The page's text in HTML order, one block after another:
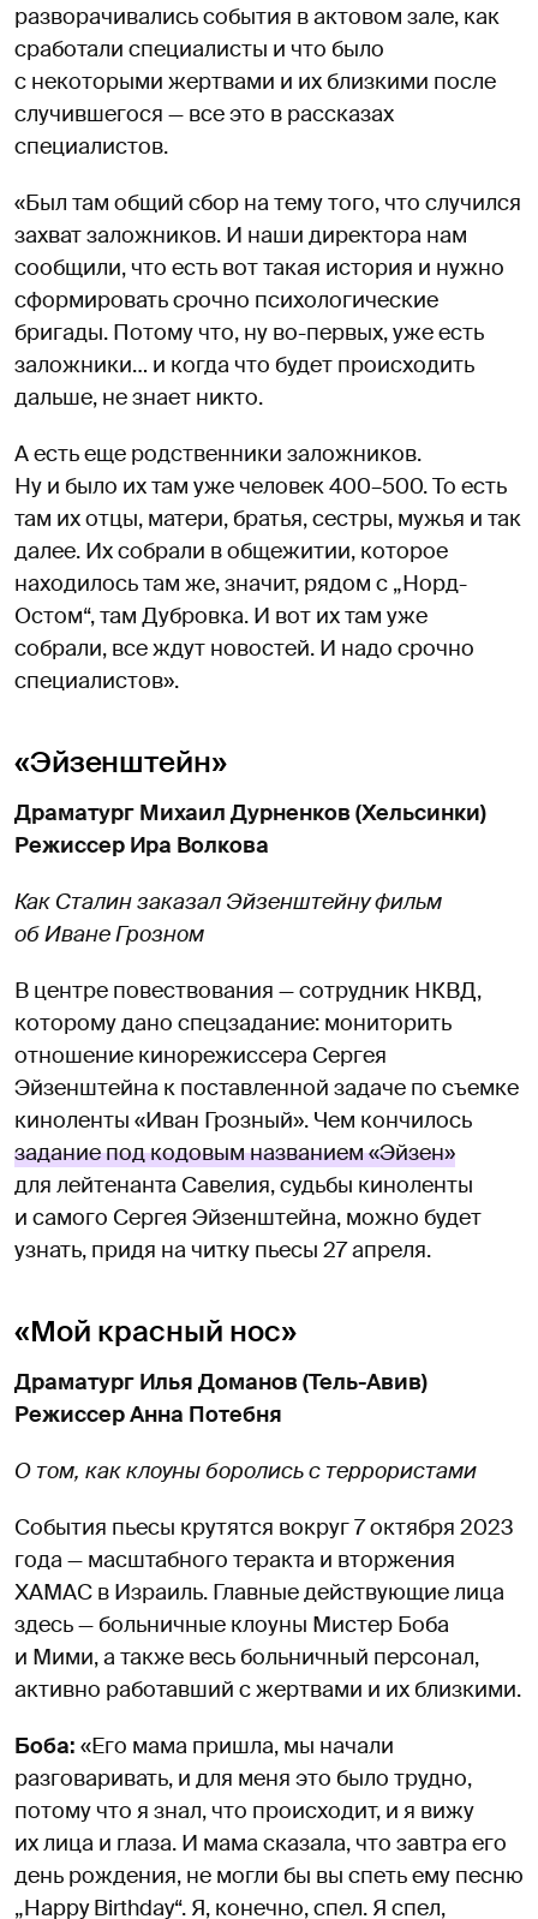
разворачивались события в актовом зале, как
сработали специалисты и что было
с некоторыми жертвами и их близкими после
случившегося — все это в рассказах
специалистов.
«Был там общий сбор на тему того, что случился
захват заложников. И наши директора нам
сообщили, что есть вот такая история и нужно
сформировать срочно психологические
бригады. Потому что, ну во-первых, уже есть
заложники… и когда что будет происходить
дальше, не знает никто.
А есть еще родственники заложников.
Ну и было их там уже человек 400–500. То есть
там их отцы, матери, братья, сестры, мужья и так
далее. Их собрали в общежитии, которое
находилось там же, значит, рядом с „Норд-
Остом“, там Дубровка. И вот их там уже
собрали, все ждут новостей. И надо срочно
специалистов».
«Эйзенштейн»
Драматург Михаил Дурненков (Хельсинки)
Режиссер Ира Волкова
Как Сталин заказал Эйзенштейну фильм
об Иване Грозном
В центре повествования — сотрудник НКВД,
которому дано спецзадание: мониторить
отношение кинорежиссера Сергея
Эйзенштейна к поставленной задаче по съемке
киноленты «Иван Грозный». Чем кончилось
задание под кодовым названием «Эйзен»
для лейтенанта Савелия, судьбы киноленты
и самого Сергея Эйзенштейна, можно будет
узнать, придя на читку пьесы 27 апреля.
«Мой красный нос»
Драматург Илья Доманов (Тель-Авив)
Режиссер Анна Потебня
О том, как клоуны боролись с террористами
События пьесы крутятся вокруг 7 октября 2023
года — масштабного теракта и вторжения
ХАМАС в Израиль. Главные действующие лица
здесь — больничные клоуны Мистер Боба
и Мими, а также весь больничный персонал,
активно работавший с жертвами и их близкими.
Боба: «Его мама пришла, мы начали
разговаривать, и для меня это было трудно,
потому что я знал, что происходит, и я вижу
их лица и глаза. И мама сказала, что завтра его
день рождения, не могли бы вы спеть ему песню
„Happy Birthday“. Я, конечно, спел. Я спел,